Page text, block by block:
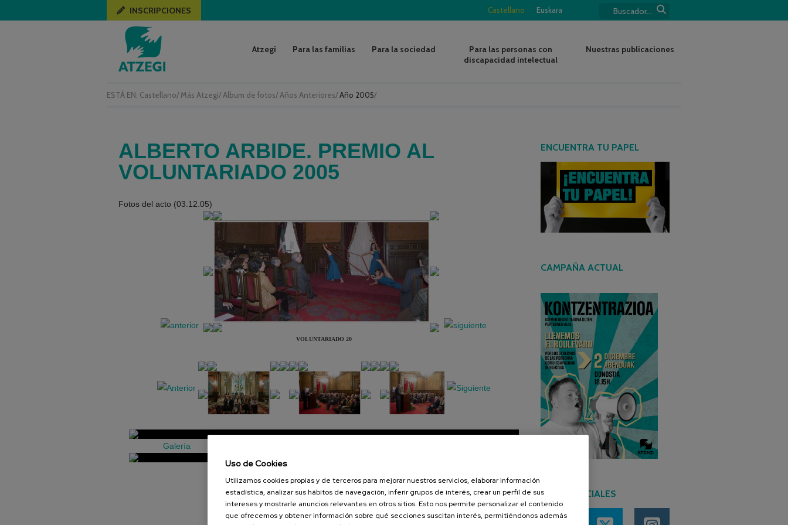
ESTÁ EN: Castellano/ Más Atzegi/ Album de fotos/ Años Anteriores/Año 2005/
Castellano Euskara
INSCRIPCIONES
Atzegi Para las familias Para la sociedad
Para las personas con
discapacidad intelectual
Nuestras publicaciones
ALBERTO ARBIDE. PREMIO AL
VOLUNTARIADO 2005
Fotos del acto (03.12.05)
VOLUNTARIADO 20
Galería
ENCUENTRA TU PAPEL
CAMPAÑA ACTUAL
REDES SOCIALES
Uso de Cookies
Utilizamos cookies propias y de terceros para mejorar nuestros servicios, elaborar información
estadística, analizar sus hábitos de navegación, inferir grupos de interés, crear un perfil de sus
intereses y mostrarle anuncios relevantes en otros sitios. Esto nos permite personalizar el contenido
que ofrecemos y obtener información sobre qué secciones suscitan interés, permitiéndonos además